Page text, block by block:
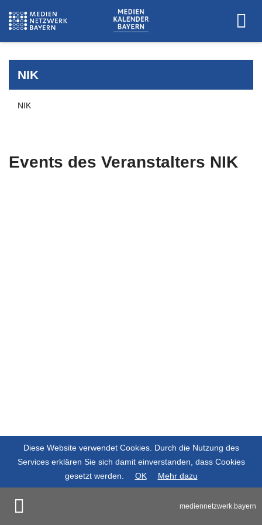
NIK
NIK
Events des Veranstalters NIK
mediennetzwerk.bayern
Diese Website verwendet Cookies. Durch die Nutzung des
Services erklären Sie sich damit einverstanden, dass Cookies
gesetzt werden.
OK Mehr dazu